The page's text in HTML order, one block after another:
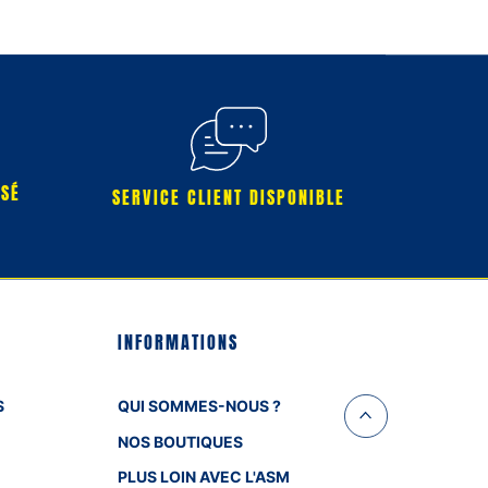
SERVICE CLIENT DISPONIBLE
INFORMATIONS
QUI SOMMES-NOUS ?
NOS BOUTIQUES
PLUS LOIN AVEC L'ASM